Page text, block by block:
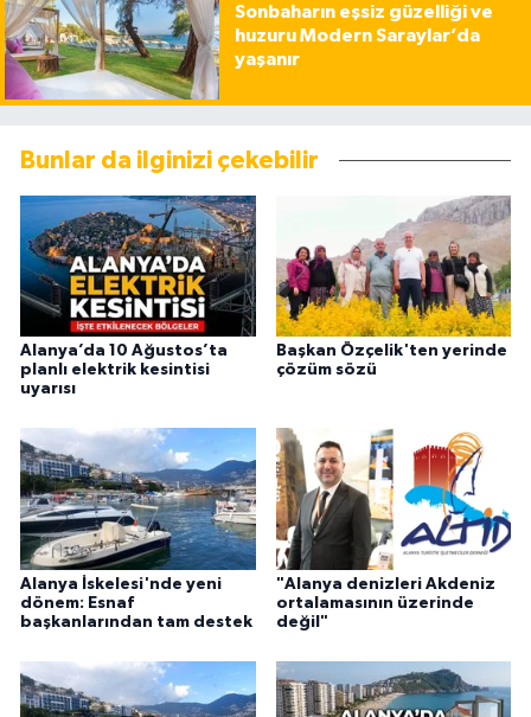
Sonbaharın eşsiz güzelliği ve
huzuru Modern Saraylar’da
yaşanır
Bunlar da ilginizi çekebilir
Alanya’da 10 Ağustos’ta
planlı elektrik kesintisi
uyarısı
Başkan Özçelik'ten yerinde
çözüm sözü
Alanya İskelesi'nde yeni
dönem: Esnaf
başkanlarından tam destek
"Alanya denizleri Akdeniz
ortalamasının üzerinde
değil"